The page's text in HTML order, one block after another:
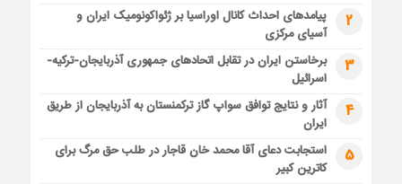
2
پیامدهای احداث کانال اوراسیا بر ژئواکونومیک ایران و
آسیای مرکزی
3
برخاستن ایران در تقابل اتحادهای جمهوری آذربایجان-ترکیه-
اسرائیل
4
آثار و نتایج توافق سواپ گاز ترکمنستان به آذربایجان از طریق
ایران
5
استجابت دعای آقا محمد خان قاجار در طلب حق مرگ برای
کاترین کبیر